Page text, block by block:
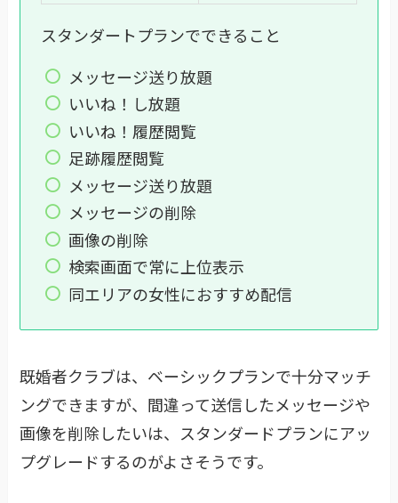
スタンダートプランでできること
メッセージ送り放題
いいね！し放題
いいね！履歴閲覧
足跡履歴閲覧
メッセージ送り放題
メッセージの削除
画像の削除
検索画面で常に上位表示
同エリアの女性におすすめ配信
既婚者クラブは、ベーシックプランで十分マッチ
ングできますが、間違って送信したメッセージや
画像を削除したいは、スタンダードプランにアッ
プグレードするのがよさそうです。